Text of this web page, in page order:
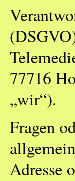
77716
„wir“).
Fragen
Adresse